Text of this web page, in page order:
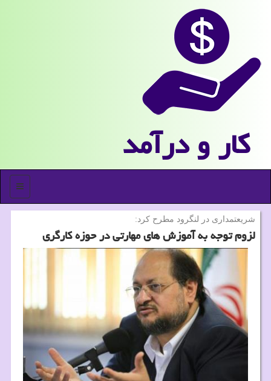
كار و درآمد
منو
شریعتمداری در لنگرود مطرح كرد:
لزوم توجه به آموزش های مهارتی در حوزه كارگری